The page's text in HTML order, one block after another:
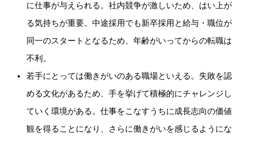
に仕事が与えられる。社内競争が激しいため、はい上が
る気持ちが重要。中途採用でも新卒採用と給与・職位が
同一のスタートとなるため、年齢がいってからの転職は
不利。
若手にとっては働きがいのある職場といえる。失敗を認
める文化があるため、手を挙げて積極的にチャレンジし
ていく環境がある。仕事をこなすうちに成長志向の価値
観を得ることになり、さらに働きがいを感じるようにな